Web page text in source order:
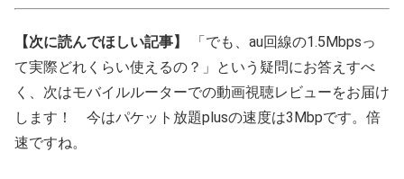
【次に読んでほしい記事】
「でも、au回線の1.5Mbpsっ
て実際どれくらい使えるの？」という疑問にお答えすべ
く、次はモバイルルーターでの動画視聴レビューをお届け
します！ 今はパケット放題plusの速度は3Mbpです。倍
速ですね。